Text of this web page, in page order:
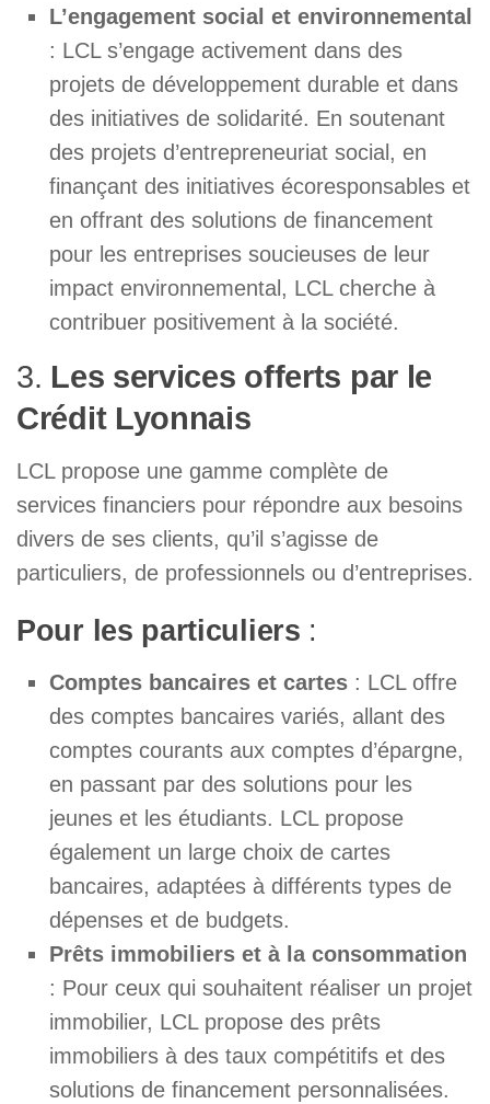
L’engagement social et environnemental
: LCL s’engage activement dans des
projets de développement durable et dans
des initiatives de solidarité. En soutenant
des projets d’entrepreneuriat social, en
finançant des initiatives écoresponsables et
en offrant des solutions de financement
pour les entreprises soucieuses de leur
impact environnemental, LCL cherche à
contribuer positivement à la société.
3. Les services offerts par le
Crédit Lyonnais
LCL propose une gamme complète de
services financiers pour répondre aux besoins
divers de ses clients, qu’il s’agisse de
particuliers, de professionnels ou d’entreprises.
Pour les particuliers :
Comptes bancaires et cartes : LCL offre
des comptes bancaires variés, allant des
comptes courants aux comptes d’épargne,
en passant par des solutions pour les
jeunes et les étudiants. LCL propose
également un large choix de cartes
bancaires, adaptées à différents types de
dépenses et de budgets.
Prêts immobiliers et à la consommation
: Pour ceux qui souhaitent réaliser un projet
immobilier, LCL propose des prêts
immobiliers à des taux compétitifs et des
solutions de financement personnalisées.